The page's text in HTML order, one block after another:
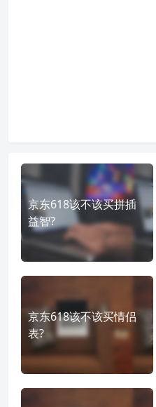
京东618该不该买拼插
益智?
京东618该不该买情侣
表?